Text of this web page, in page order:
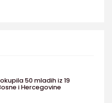
okupila 50 mladih iz 19
i Hercegovine